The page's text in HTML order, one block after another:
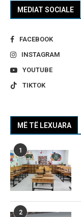
MEDIAT SOCIALE
FACEBOOK
INSTAGRAM
YOUTUBE
TIKTOK
MË TË LEXUARA
1
2